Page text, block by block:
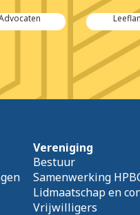
Vereniging
Bestuur
Samenwerking
Lidmaatschap en
Vrijwilligers